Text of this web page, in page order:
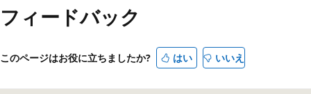
取
モ
フィードバック
このページはお役に立ちましたか? はい いいえ